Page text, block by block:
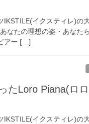
IKSTILE(イクスティレ)の
なたの理想の姿・あなた
アー […]
たLoro Piana(ロ
IKSTILE(イクスティレ)の